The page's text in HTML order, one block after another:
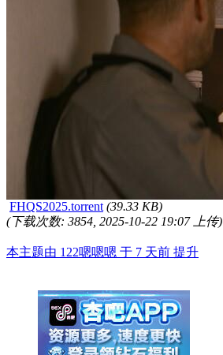
FHQS2025.torrent (39.33 KB)
(下载次数: 3854, 2025-10-22 19:07 上传)
本主题由 122嗯嗯嗯 于 7 天前 提升